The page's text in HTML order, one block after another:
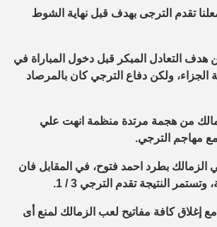
معلنا تقدم الترجى بهدف قبل نهاية الشوط
هدف التعادل المبكر قبل دخول المباراة في
ولكن دفاع الترجي كان بالمرصاد
الزمالك من هجمة مرتدة منظمة انهت علي
الزمالك بطرد احمد فتوح، في المقابل فان
النتيجة تقدم الترجي 3 / 1.
إغلاق كافة مفاتيح لعب الزمالك لمنع أى